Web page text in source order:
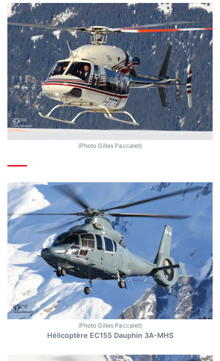
(Photo Gilles Paccalet)
(Photo Gilles Paccalet)
Hélicoptère EC155 Dauphin 3A-MHS